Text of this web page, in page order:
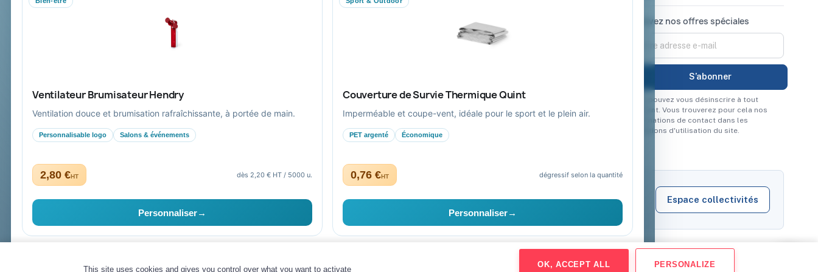
Ventilateur Brumisateur Hendry
Ventilation douce et brumisation rafraîchissante, à portée de main.
Personnalisable logo Salons & événements
2,80 €HT dès 2,20 € HT / 5000 u.
Personnaliser→
Couverture de Survie Thermique Quint
Imperméable et coupe-vent, idéale pour le sport et le plein air.
PET argenté Économique
0,76 €HT dégressif selon la quantité
Personnaliser→
Mandat administratif & Chorus Pro
Livraison
Recevez nos offres spéciales
Vous pouvez vous désinscrire à tout
moment. Vous trouverez pour cela nos
informations de contact dans les
conditions d'utilisation du site.
Collectivités & administrations
Devis, mandat administratif et facturation Chorus Pro adaptés au secteur public. Espace collectivités
© 2026 Goodies Pub France — Tous droits réservés Mentions légalesCGV Virement Mandat administratif CB Visa
This site uses cookies and gives you control over what you want to activate
OK, ACCEPT ALL PERSONALIZE